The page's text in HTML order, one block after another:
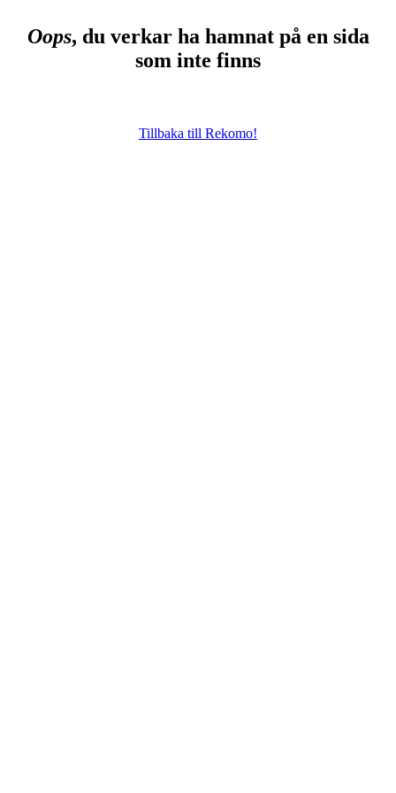
Oops, du verkar ha hamnat på en sida
som inte finns
Tillbaka till Rekomo!